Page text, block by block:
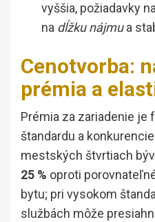
vyššia, požiadavky
na dĺžku nájmua
Cenotvorba:
prémia a
Prémia za zariadenie je
štandardu a
mestských štvrtiach
25 % oproti
bytu; pri vysokom
službách môže